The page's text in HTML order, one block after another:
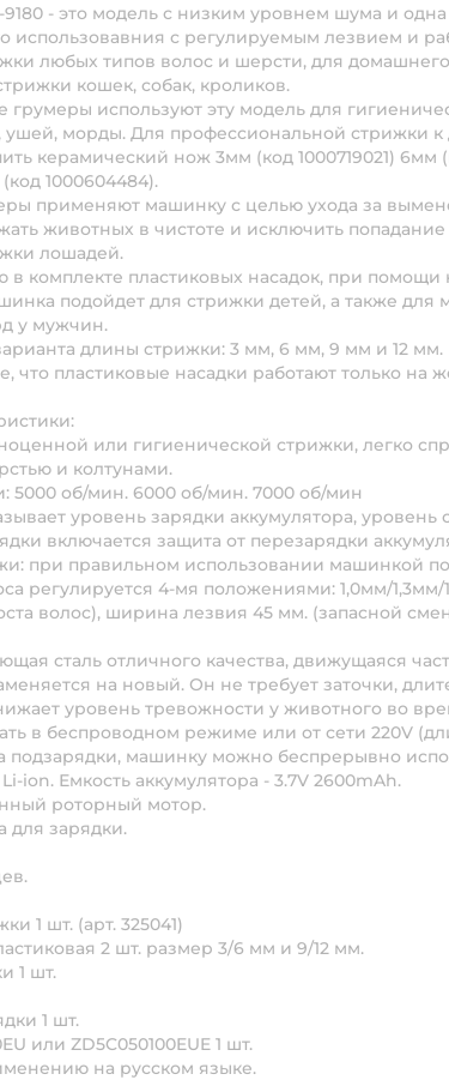
- это модель с низким уровнем шума и
использовавния с регулируемым лезвием и
любых типов волос и шерсти, для
кошек, собак, кроликов.
используют эту модель для
ушей, морды. Для профессиональной стрижки
керамический нож 3мм (код 1000719021) 6мм
1000604484).
применяют машинку с целью ухода за
животных в чистоте и исключить
лошадей.
в комплекте пластиковых насадок, при
подойдет для стрижки детей, а также для
у мужчин.
длины стрижки: 3 мм, 6 мм, 9 мм и 12 мм.
что пластиковые насадки работают только на
или гигиенической стрижки, легко
и колтунами.
5000 об/мин. 6000 об/мин. 7000 об/мин
уровень зарядки аккумулятора, уровень
включается защита от перезарядки
при правильном использовании машинкой
регулируется 4-мя положениями: 1,0мм/
волос), ширина лезвия 45 мм. (запасной
сталь отличного качества, движущаяся
на новый. Он не требует заточки,
уровень тревожности у животного во
в беспроводном режиме или от сети 220V
подзарядки, машинку можно беспрерывно
ion. Емкость аккумулятора - 3.7V 2600mAh.
роторный мотор.
для зарядки.
1 шт. (арт. 325041)
2 шт. размер 3/6 мм и 9/12 мм.
1 шт.
1 шт.
или ZD5C050100EUE 1 шт.
на русском языке.